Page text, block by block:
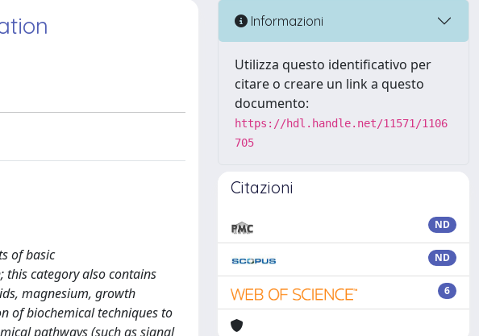
of basic
category also contains
magnesium, growth
of biochemical techniques to
pathways (such as signal
Informazioni
Utilizza questo identificativo per
citare o creare un link a questo
documento:
https://hdl.handle.net/11571/1106
705
Citazioni
ND
ND
6